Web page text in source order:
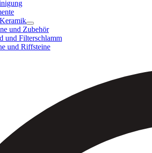
und Zubehör
und Filterschlamm
und Riffsteine